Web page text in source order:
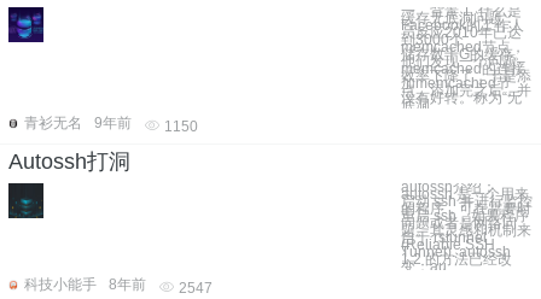
一、背景 1. 什么是
缓存无底洞问题：
Facebook的工作人
员反应2010年已达
到3000个
memcached节点，
储存数千G的缓存。
他们发现一个问题–
memcached的连接
效率下降了，于是添
加memcached节
点，添加完之后，并
没有好转。称为“无
底洞
青衫无名
9年前 1150
Autossh打洞
autossh介绍：
autossh 是一个用来
启动 ssh 并进行监控
的程序，可在需要时
重启 ssh，如果程序
问题或者是网络问
题。其灵感和机制来
自于 rstunnel
(Reliable SSH
Tunnel). autossh
1.2 的方法已经改
变：au
科技小能手
8年前 2547